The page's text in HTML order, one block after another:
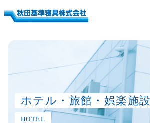
ホテル・旅館・娯楽施設
HOTEL